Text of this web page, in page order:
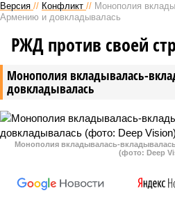
Версия // Конфликт // Монополия
Армению и довкладывалась
Монополия вкладывалась-
довкладывалась
РЖД против своей
Монополия вкладывалась-
(фото: Deep